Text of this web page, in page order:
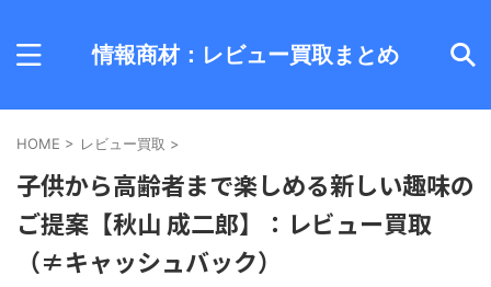
情報商材：レビュー買取まとめ
HOME > レビュー買取 >
子供から高齢者まで楽しめる新しい趣味の
ご提案【秋山 成二郎】：レビュー買取
（≠キャッシュバック）